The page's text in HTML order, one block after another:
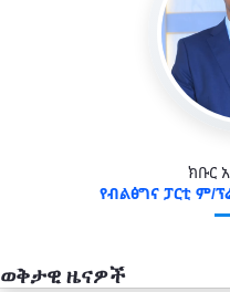
ክቡር
የብልፅግና ፓርቲ ም/
ወቅታዊ ዜናዎች